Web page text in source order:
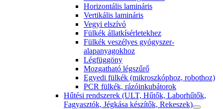
Horizontális lamináris
Vertikális lamináris
Vegyi elszívó
Fülkék állatkísérletekhez
Fülkék veszélyes gyógyszer-
alapanyagokhoz
Légfüggöny
Mozgatható légszűrő
Egyedi fülkék (mikroszkóphoz, robothoz)
PCR fülkék, rázóinkubátorok
Hűtési rendszerek (ULT, Hűtők, Laborhűtők,
Fagyasztók, Jégkása készítők, Rekeszek)